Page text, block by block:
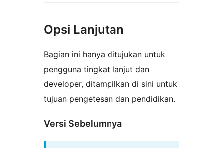
Opsi Lanjutan
Bagian ini hanya ditujukan untuk
pengguna tingkat lanjut dan
developer, ditampilkan di sini untuk
tujuan pengetesan dan pendidikan.
Versi Sebelumnya